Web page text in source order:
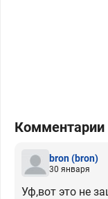
Комментарии
bron(bron)
30 января
Уф,вот это не